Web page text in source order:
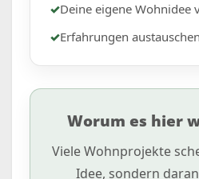
✓Deine eigene Wohnidee
✓Erfahrungen
Worum es hier
Viele Wohnprojekte
Idee, sondern